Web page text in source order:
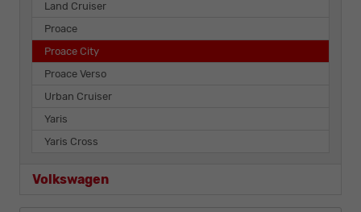
Land Cruiser
Proace
Proace City
Proace Verso
Urban Cruiser
Yaris
Yaris Cross
Volkswagen